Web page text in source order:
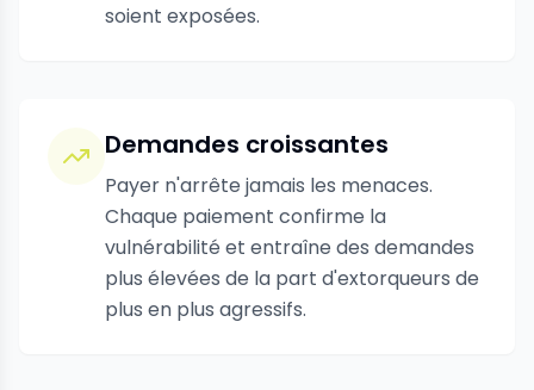
soient exposées.
Demandes croissantes
Payer n'arrête jamais les menaces.
Chaque paiement confirme la
vulnérabilité et entraîne des demandes
plus élevées de la part d'extorqueurs de
plus en plus agressifs.